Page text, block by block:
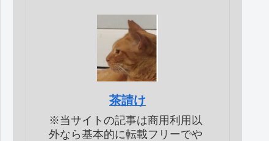
茶請け
※当サイトの記事は商用利用以
外なら基本的に転載フリーでや